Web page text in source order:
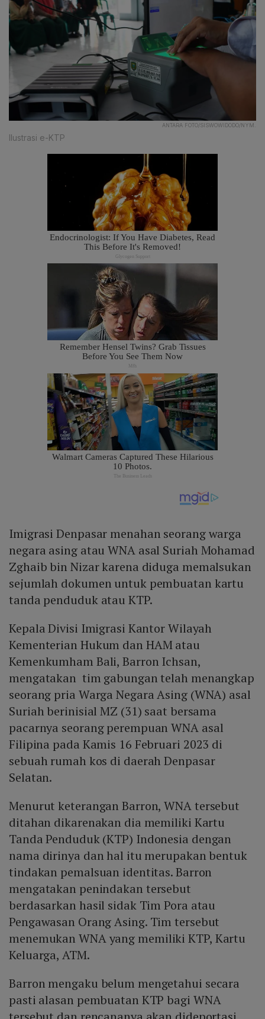
ANTARA FOTO/SISWOWIDODO/NYM.
Ilustrasi e-KTP
Imigrasi Denpasar menahan seorang warga
negara asing atau WNA asal Suriah Mohamad
Zghaib bin Nizar karena diduga memalsukan
sejumlah dokumen untuk pembuatan kartu
tanda penduduk atau KTP.
Kepala Divisi Imigrasi Kantor Wilayah
Kementerian Hukum dan HAM atau
Kemenkumham Bali, Barron Ichsan,
mengatakan tim gabungan telah menangkap
seorang pria Warga Negara Asing (WNA) asal
Suriah berinisial MZ (31) saat bersama
pacarnya seorang perempuan WNA asal
Filipina pada Kamis 16 Februari 2023 di
sebuah rumah kos di daerah Denpasar
Selatan.
Menurut keterangan Barron, WNA tersebut
ditahan dikarenakan dia memiliki Kartu
Tanda Penduduk (KTP) Indonesia dengan
nama dirinya dan hal itu merupakan bentuk
tindakan pemalsuan identitas. Barron
mengatakan penindakan tersebut
berdasarkan hasil sidak Tim Pora atau
Pengawasan Orang Asing. Tim tersebut
menemukan WNA yang memiliki KTP, Kartu
Keluarga, ATM.
Barron mengaku belum mengetahui secara
pasti alasan pembuatan KTP bagi WNA